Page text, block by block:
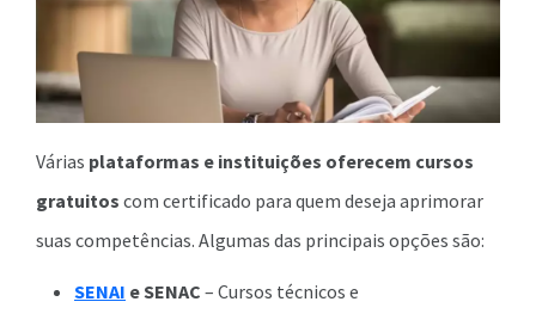
Várias plataformas e instituições oferecem cursos
gratuitos com certificado para quem deseja aprimorar
suas competências. Algumas das principais opções são:
SENAI e SENAC – Cursos técnicos e